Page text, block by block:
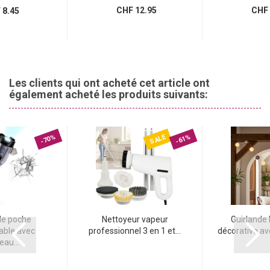
CHF 12.95
Les clients qui ont acheté cet article ont
également acheté les produits suivants:
-70%
poche
avec
SALE -61%
Nettoyeur vapeur
professionnel 3 en 1 et...
Guirlande
décorative